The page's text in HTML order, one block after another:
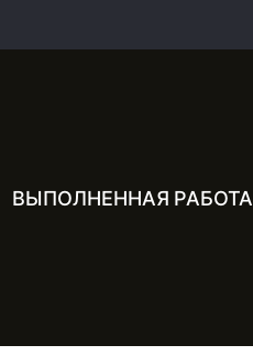
ВЫПОЛНЕННАЯ РАБОТА